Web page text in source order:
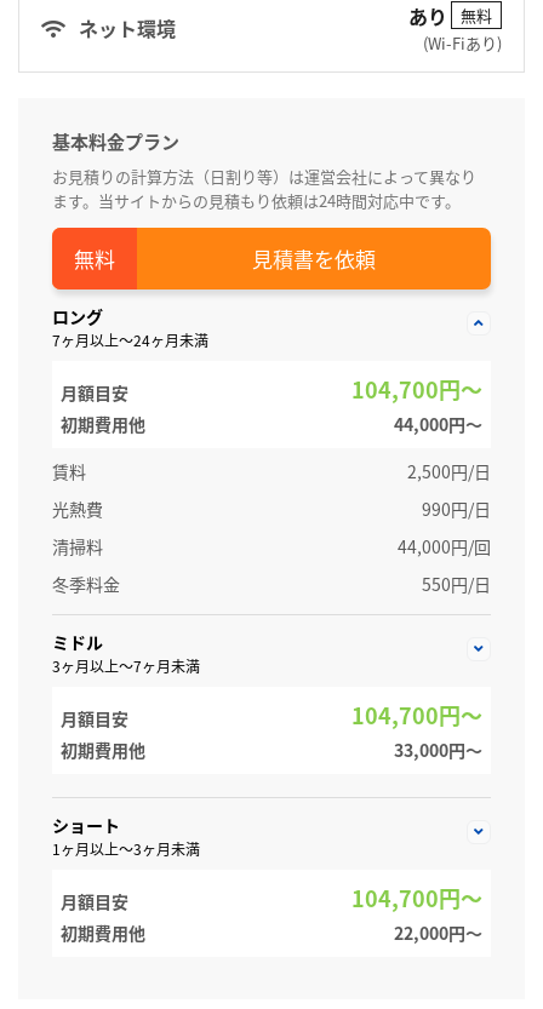
ネット環境 あり
無料
(Wi-Fiあり)
基本料金プラン
お見積りの計算方法（日割り等）は運営会社によって異なり
ます。当サイトからの見積もり依頼は24時間対応中です。
見積書を依頼
ロング
7ヶ月以上～24ヶ月未満
月額目安 104,700円～
初期費用他
44,000円〜
賃料
2,500円/日
光熱費
990円/日
清掃料
44,000円/回
冬季料金
550円/日
ミドル
3ヶ月以上～7ヶ月未満
月額目安 104,700円～
初期費用他 33,000円〜
ショート
1ヶ月以上～3ヶ月未満
月額目安 104,700円～
初期費用他 22,000円〜